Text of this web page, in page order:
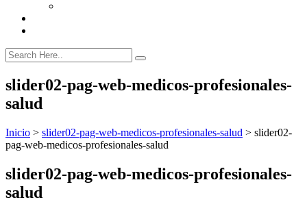
slider02-pag-web-medicos-profesionales-
salud
Inicio > slider02-pag-web-medicos-profesionales-salud > slider02-
pag-web-medicos-profesionales-salud
slider02-pag-web-medicos-profesionales-
salud